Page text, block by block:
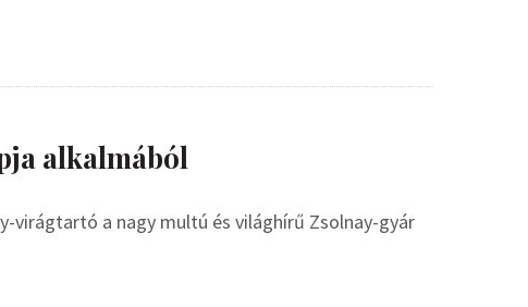
alkalmából
virágtartó a nagy multú és világhírű Zsolnay-gyár